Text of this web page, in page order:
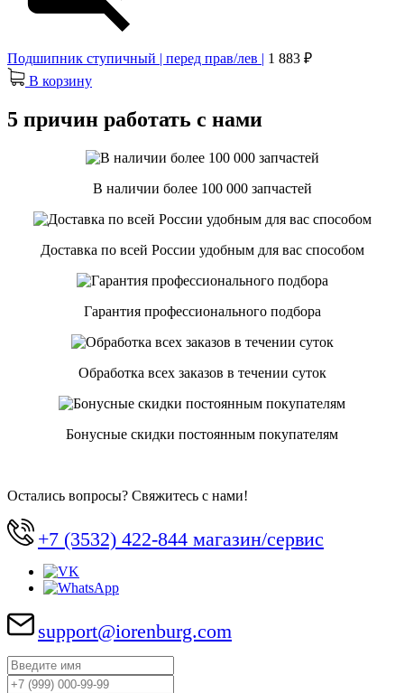
Подшипник ступичный | перед прав/лев | 1 883 ₽
В корзину
5 причин работать с нами
В наличии более 100 000 запчастей
Доставка по всей России удобным для вас способом
Гарантия профессионального подбора
Обработка всех заказов в течении суток
Бонусные скидки постоянным покупателям
Остались вопросы? Свяжитесь с нами!
+7 (3532) 422-844 магазин/сервис
support@iorenburg.com